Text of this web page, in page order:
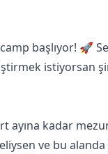
başlıyor! 🚀
istiyorsan
ayına kadar
ve bu